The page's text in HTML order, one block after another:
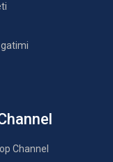
Channel